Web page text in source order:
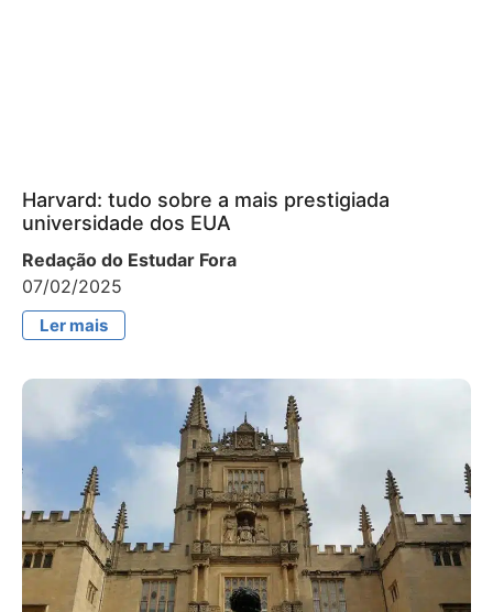
Harvard: tudo sobre a mais prestigiada
universidade dos EUA
Redação do Estudar Fora
07/02/2025
Ler mais